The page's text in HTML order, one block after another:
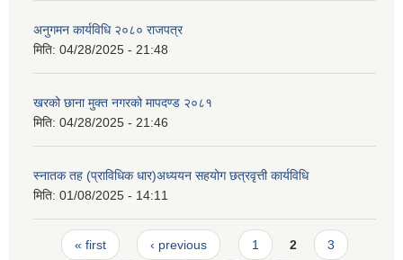
अनुगमन कार्यविधि २०८० राजपत्र
मिति: 04/28/2025 - 21:48
खरको छाना मुक्त नगरको मापदण्ड २०८१
मिति: 04/28/2025 - 21:46
स्नातक तह (प्राविधिक धार)अध्ययन सहयोग छत्रवृत्ती कार्यविधि
मिति: 01/08/2025 - 14:11
Pages
« first ‹ previous 1 2 3